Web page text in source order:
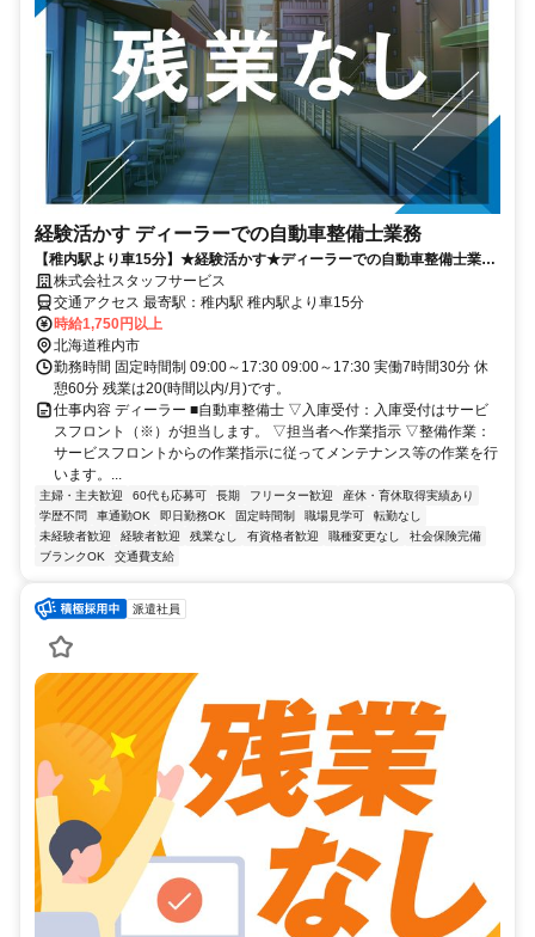
経験活かす ディーラーでの自動車整備士業務
【稚内駅より車15分】★経験活かす★ディーラーでの自動車整備士業務
ご応募お待ちしております
株式会社スタッフサービス
交通アクセス 最寄駅：稚内駅 稚内駅より車15分
時給1,750円以上
北海道稚内市
勤務時間 固定時間制 09:00～17:30 09:00～17:30 実働7時間30分 休
憩60分 残業は20(時間以内/月)です。
仕事内容 ディーラー ■自動車整備士 ▽入庫受付：入庫受付はサービ
スフロント（※）が担当します。 ▽担当者へ作業指示 ▽整備作業：
サービスフロントからの作業指示に従ってメンテナンス等の作業を行
います。...
主婦・主夫歓迎 60代も応募可 長期 フリーター歓迎
産休・育休取得実績あり
学歴不問
車通勤OK 即日勤務OK 固定時間制 職場見学可
転勤なし
未経験者歓迎
経験者歓迎 残業なし 有資格者歓迎 職種変更なし
社会保険完備
ブランクOK
交通費支給
派遣社員